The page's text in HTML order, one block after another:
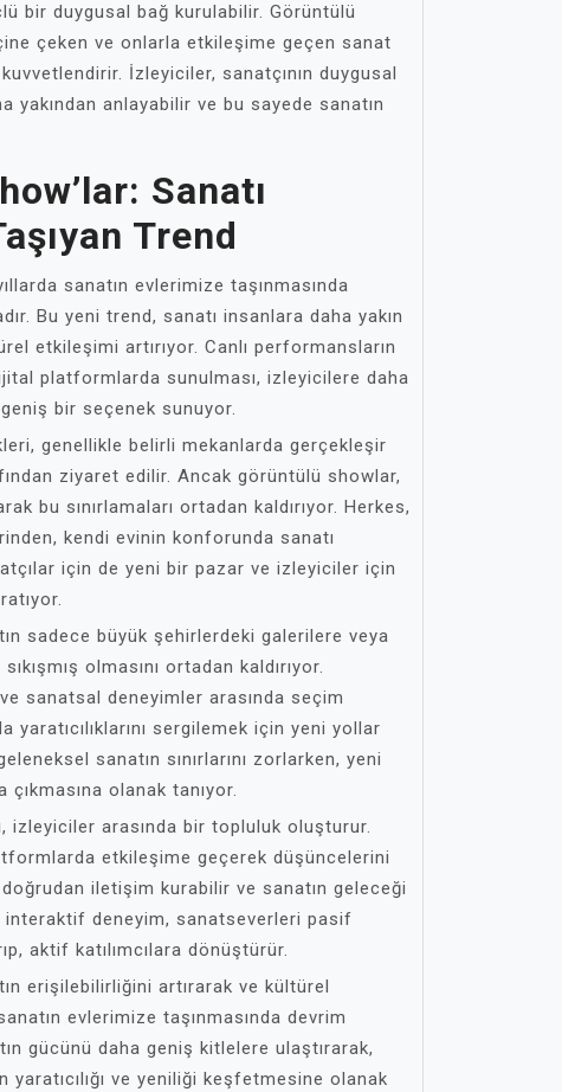
bir duygusal bağ kurulabilir. Görüntülü
çeken ve onlarla etkileşime geçen sanat
İzleyiciler, sanatçının duygusal
yakından anlayabilir ve bu sayede sanatın
Sanatı
Trend
sanatın evlerimize taşınmasında
Bu yeni trend, sanatı insanlara daha yakın
etkileşimi artırıyor. Canlı performansların
platformlarda sunulması, izleyicilere daha
bir seçenek sunuyor.
genellikle belirli mekanlarda gerçekleşir
ziyaret edilir. Ancak görüntülü showlar,
bu sınırlamaları ortadan kaldırıyor. Herkes,
kendi evinin konforunda sanatı
için de yeni bir pazar ve izleyiciler için
sadece büyük şehirlerdeki galerilere veya
olmasını ortadan kaldırıyor.
sanatsal deneyimler arasında seçim
yaratıcılıklarını sergilemek için yeni yollar
sanatın sınırlarını zorlarken, yeni
olanak tanıyor.
izleyiciler arasında bir topluluk oluşturur.
etkileşime geçerek düşüncelerini
iletişim kurabilir ve sanatın geleceği
interaktif deneyim, sanatseverleri pasif
aktif katılımcılara dönüştürür.
erişilebilirliğini artırarak ve kültürel
evlerimize taşınmasında devrim
gücünü daha geniş kitlelere ulaştırarak,
ve yeniliği keşfetmesine olanak